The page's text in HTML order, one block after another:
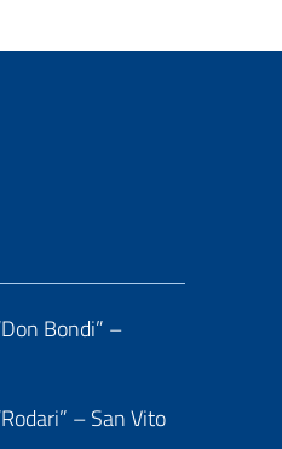
Bondi” –
– San Vito